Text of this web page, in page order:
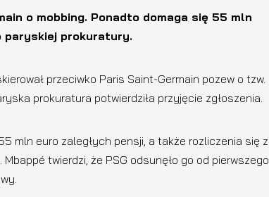
o mobbing. Ponadto domaga się 55 mln
paryskiej prokuratury.
przeciwko Paris Saint-Germain pozew o tzw.
prokuratura potwierdziła przyjęcie zgłoszenia.
mln euro zaległych pensji, a także rozliczenia się z
twierdzi, że PSG odsunęło go od pierwszego